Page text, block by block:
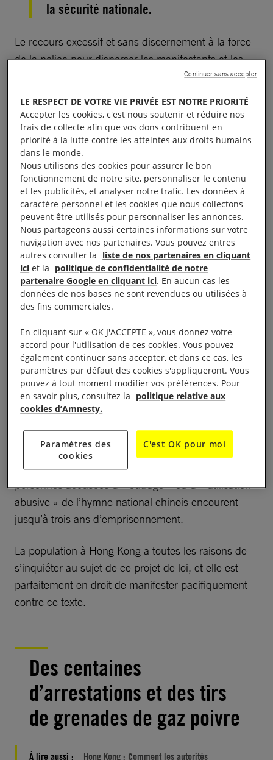
la sécurité nationale.
Le recours excessif et sans discernement à la force
de la police pour disperser les manifestants et les
arrestations massives témoignent une fois de plus
des droits humains dans les rues de Hong Kong.
Des menaces réelles pèsent sur toute personne qui
exerce son droit à la liberté d’expression.
Un nouveau projet de loi
qui menace la dissidence
pacifique
Depuis 2015, il est arrivé plusieurs fois à Hong Kong
que dans les stades de football, lors de matchs, des
spectateurs tournent le dos ou poussent des huées
au moment où était joué l’hymne national chinois.
Le projet de loi vise à ériger ce comportement en
infraction pénale. Alors que les droits des personnes
à Hong Kong sont de plus en plus menacés, le
projet de loi relatif à l’hymne national représente une
nouvelle tentative visant à ériger en infraction la
dissidence pacifique dans la ville. Ce texte répressif
rédigé en termes vagues prévoit qu’à Hong Kong les
personnes accusées d’« outrage » ou d’« utilisation
abusive » de l’hymne national chinois encourent
jusqu’à trois ans d’emprisonnement.
La population à Hong Kong a toutes les raisons de
s’inquiéter au sujet de ce projet de loi, et elle est
parfaitement en droit de manifester pacifiquement
contre ce texte.
Des centaines
d’arrestations et des tirs
de grenades de gaz poivre
À lire aussi : Hong Kong : Comment les autorités
LE RESPECT DE VOTRE VIE PRIVÉE EST NOTRE PRIORITÉ
Accepter les cookies, c'est nous soutenir et réduire nos
frais de collecte afin que vos dons contribuent en
priorité à la lutte contre les atteintes aux droits humains
dans le monde.
Nous utilisons des cookies pour assurer le bon
fonctionnement de notre site, personnaliser le contenu
et les publicités, et analyser notre trafic. Les données à
caractère personnel et les cookies que nous collectons
peuvent être utilisés pour personnaliser les annonces.
Nous partageons aussi certaines informations sur votre
navigation avec nos partenaires. Vous pouvez entres
autres consulter la liste de nos partenaires en cliquant
ici et la politique de confidentialité de notre
partenaire Google en cliquant ici. En aucun cas les
données de nos bases ne sont revendues ou utilisées à
des fins commerciales.
En cliquant sur « OK J'ACCEPTE », vous donnez votre
accord pour l'utilisation de ces cookies. Vous pouvez
également continuer sans accepter, et dans ce cas, les
paramètres par défaut des cookies s'appliqueront. Vous
pouvez à tout moment modifier vos préférences. Pour
en savoir plus, consultez la politique relative aux
cookies d’Amnesty.
Paramètres des
cookies
C'est OK pour moi
Continuer sans accepter